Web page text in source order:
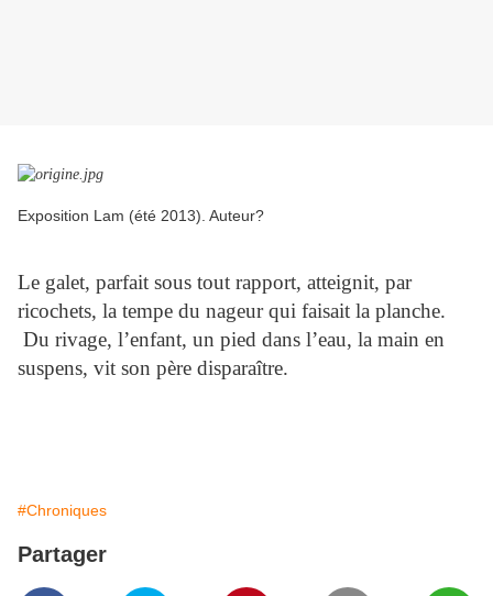
Exposition Lam (été 2013). Auteur?
Le galet, parfait sous tout rapport, atteignit, par
ricochets, la tempe du nageur qui faisait la planche.
Du rivage, l’enfant, un pied dans l’eau, la main en
suspens, vit son père disparaître.
#Chroniques
Partager